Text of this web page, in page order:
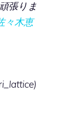
張りま
々木恵